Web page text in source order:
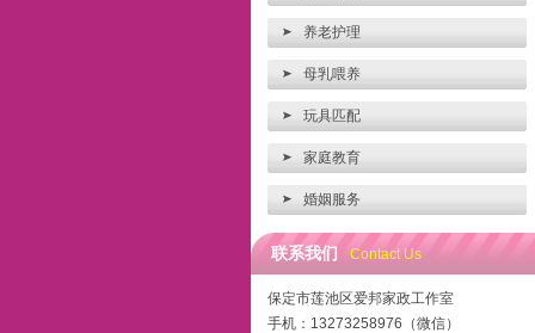
养老护理
母乳喂养
玩具匹配
家庭教育
婚姻服务
联系我们 Contact Us
保定市莲池区爱邦家政工作室
手机：13273258976（微信）